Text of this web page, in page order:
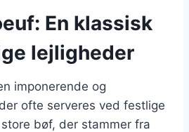
En klassisk
lejligheder
imponerende og
ofte serveres ved festlige
bøf, der stammer fra